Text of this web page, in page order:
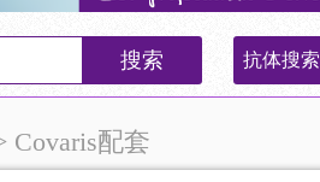
搜索 抗体搜索
Covaris配套